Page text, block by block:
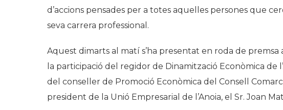
d’accions pensades per a totes aquelles persones que
seva carrera professional.
Aquest dimarts al matí s’ha presentat en roda de
la participació del regidor de Dinamització Econòmica de
del conseller de Promoció Econòmica del Consell
president de la Unió Empresarial de l’Anoia, el Sr. Joan